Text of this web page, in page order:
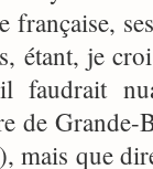
française,
étant, je
faudrait
de Grande-
mais que